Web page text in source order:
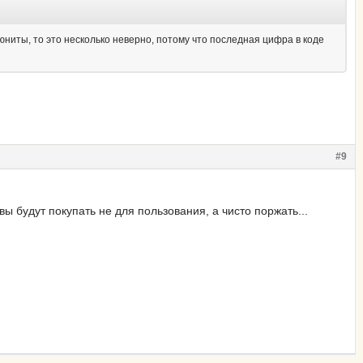
то это несколько неверно, потому что последная цифра в коде
#9
будут покупать не для пользования, а чисто поржать...